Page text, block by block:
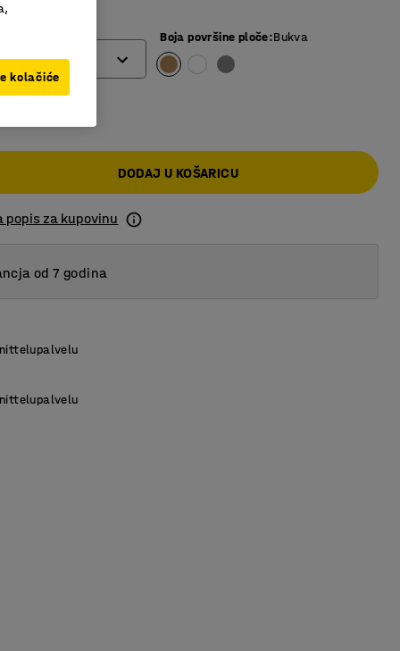
Boja površine ploče:Bukva
DODAJ U KOŠARICU
popis za kupovinu
od 7 godina
kolačiće